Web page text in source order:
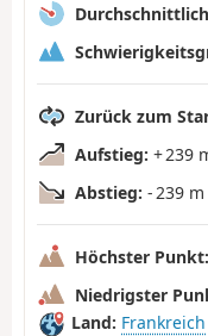
Zurück zum
Aufstieg: + 239
Abstieg: - 239 m
Höchster Punkt:
Niedrigster
Land: Frankreich